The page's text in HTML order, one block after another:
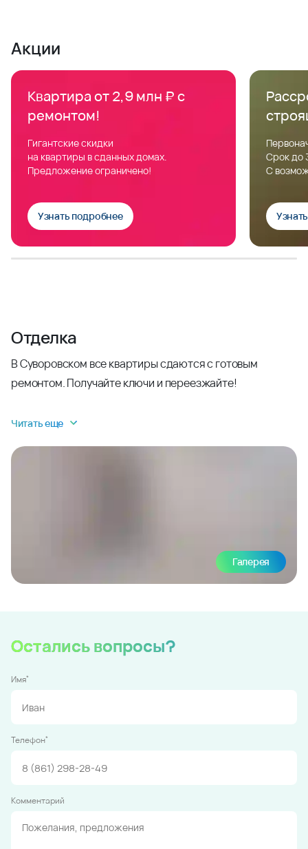
Акции
Квартира от 2,9 млн ₽ с
ремонтом!
Гигантские скидки
на квартиры в сданных домах.
Предложение ограничено!
Узнать подробнее
Срок до
С
Отделка
В Суворовском все квартиры сдаются с готовым
ремонтом. Получайте ключи и переезжайте!
Читать еще
Галерея
Остались вопросы?
Имя*
Телефон*
Комментарий